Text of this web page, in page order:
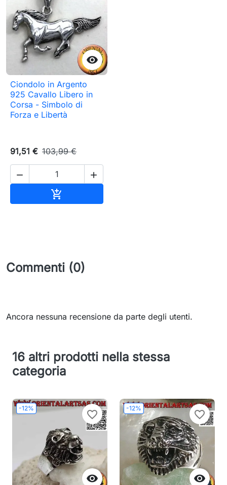

Ciondolo in Argento
925 Cavallo Libero in
Corsa - Simbolo di
Forza e Libertà
91,51 € 103,99 €
 

Commenti (0)
Ancora nessuna recensione da parte degli utenti.
16 altri prodotti nella stessa
categoria
-12%

favorite_border
-12%

favorite_border